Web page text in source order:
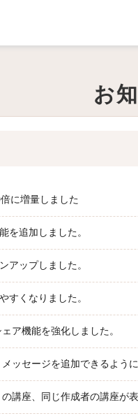
お
に増量しました
を追加しました。
アップしました。
すくなりました。
ア機能を強化しました。
ッセージを追加できるよう
講座、同じ作成者の講座が